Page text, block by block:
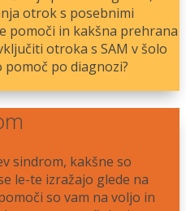
otrok s posebnimi
pomoči in kakšna prehrana
otroka s SAM v šolo
po diagnozi?
sindrom, kakšne so
le-te izražajo glede na
so vam na voljo in